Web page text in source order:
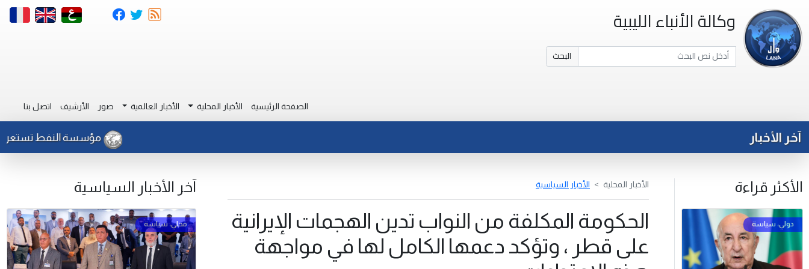
وكالة الأنباء الليبية
البحث
الصفحة الرئيسية الأخبار المحلية الأخبار العالمية صور الأرشيف اتصل بنا
آخر الأخبار مؤسسة النفط تستعرض
الأكثر قراءة الأخبار المحلية الأخبار السياسية
الحكومة المكلفة من النواب تدين الهجمات الإيرانية
على قطر ، وتؤكد دعمها الكامل لها في مواجهة
آخر الأخبار السياسية